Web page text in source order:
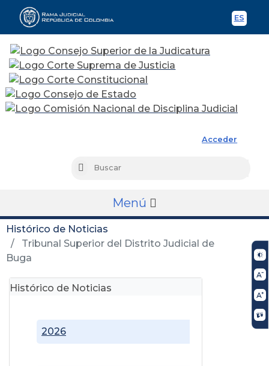
ES
Acceder
Buscar
Menú
Histórico de Noticias
Tribunal Superior del Distrito Judicial de
Buga
Histórico de Noticias
2026